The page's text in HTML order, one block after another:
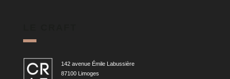
142 avenue Émile Labussière
87100 Limoges